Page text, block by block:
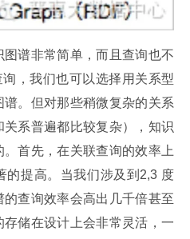
谱非常简单，而且查询也不
，我们也可以选择用关系型
。但对那些稍微复杂的关系
系普遍都比较复杂），知识
首先，在关联查询的效率上
的提高。当我们涉及到2,3 度
查询效率会高出几千倍甚至
储在设计上会非常灵活，一